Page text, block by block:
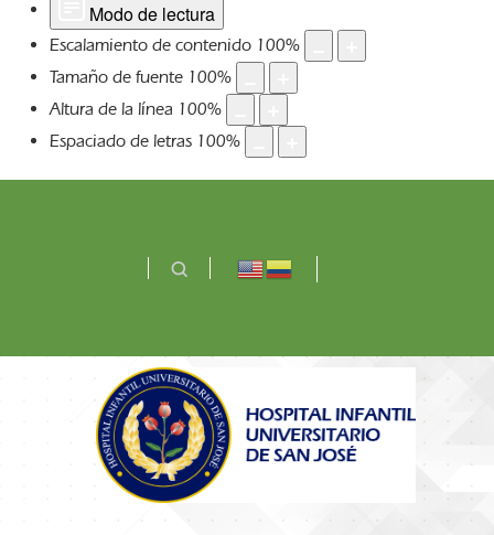
Modo de lectura
Escalamiento de contenido 100%
Tamaño de fuente 100%
Altura de la línea 100%
Espaciado de letras 100%